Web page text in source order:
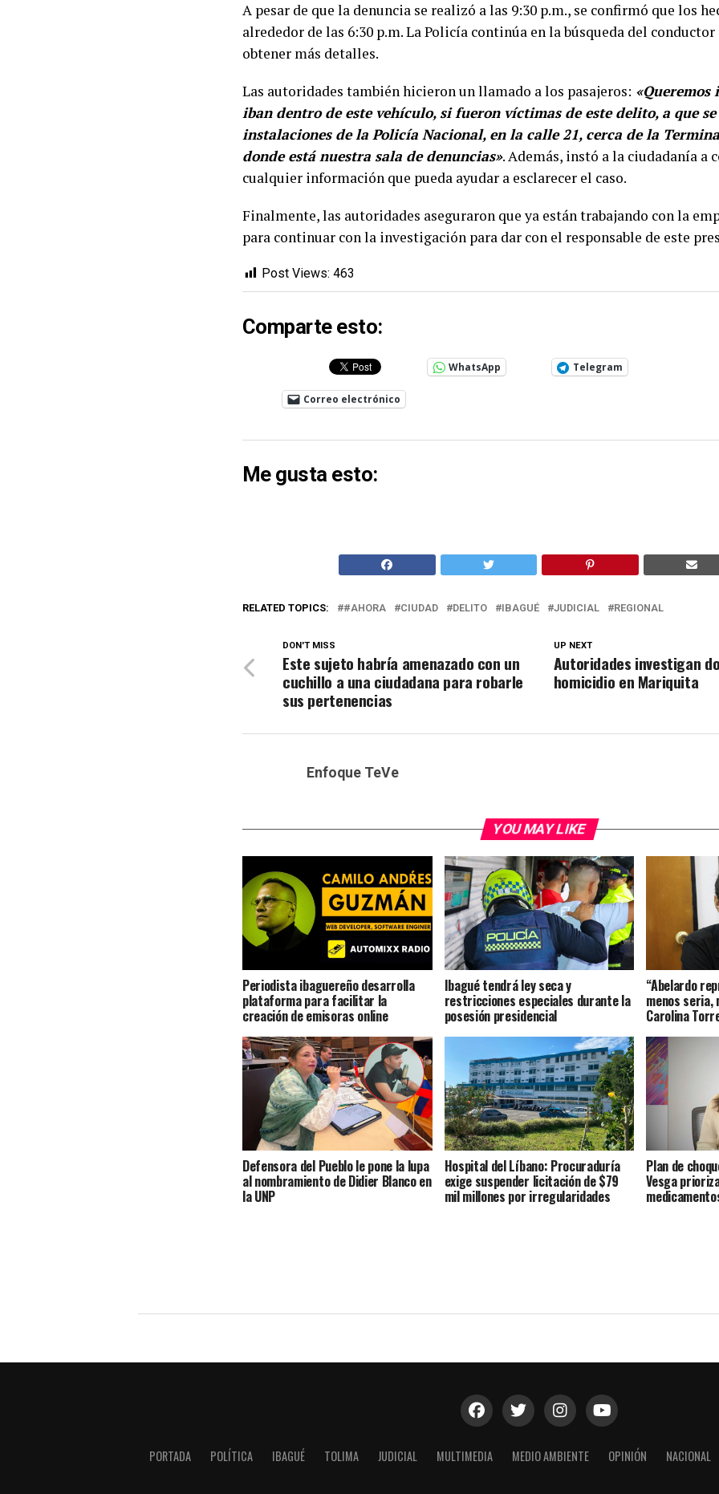
A pesar de que la denuncia se realizó a las 9:30 p.m., se confirmó que los
alrededor de las 6:30 p.m. La Policía continúa en la búsqueda del conductor
obtener más detalles.
Las autoridades también hicieron un llamado a los pasajeros:
iban dentro de este vehículo, si fueron víctimas de este delito, a que
instalaciones de la Policía Nacional, en la calle 21, cerca de la
donde está nuestra sala de denuncias». Además, instó a la ciudadanía a
cualquier información que pueda ayudar a esclarecer el caso.
Finalmente, las autoridades aseguraron que ya están trabajando con la
para continuar con la investigación para dar con el responsable de este
Post Views: 463
Comparte esto:
WhatsApp Telegram
Correo electrónico
Me gusta esto:
RELATED TOPICS: #AHORA CIUDAD DELITO IBAGUÉ JUDICIAL REGIONAL
UP NEXT
Autoridades investigan
homicidio en Mariquita
DON'T MISS
Este sujeto habría amenazado con un
cuchillo a una ciudadana para robarle
sus pertenencias
Enfoque TeVe
YOU MAY LIKE
Periodista ibaguereño desarrolla
plataforma para facilitar la
creación de emisoras online
Ibagué tendrá ley seca y
restricciones especiales durante la
posesión presidencial
“Abelardo
menos seria,
Carolina
Defensora del Pueblo le pone la lupa
al nombramiento de Didier Blanco en
la UNP
Hospital del Líbano: Procuraduría
exige suspender licitación de $79
mil millones por irregularidades
Plan de
Vesga
PORTADA POLÍTICA IBAGUÉ TOLIMA JUDICIAL MULTIMEDIA MEDIO AMBIENTE OPINIÓN NACIONAL